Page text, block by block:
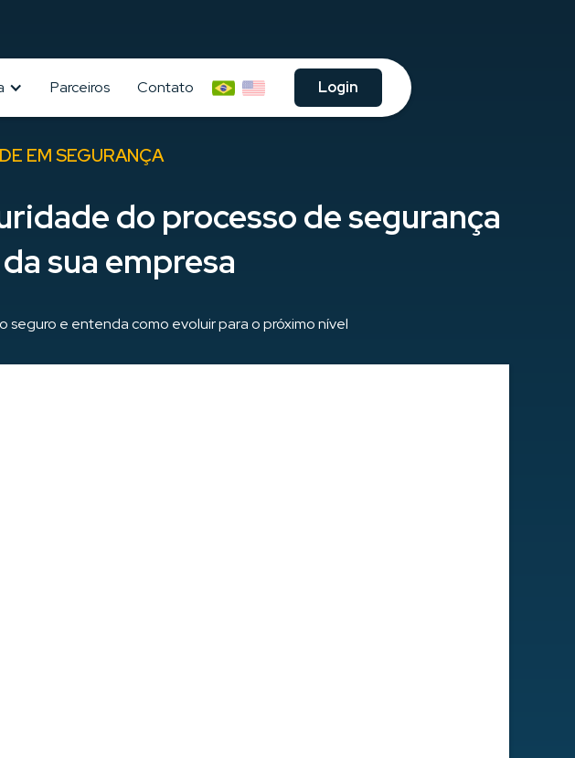
Parceiros Contato Login
EM SEGURANÇA
do processo de segurança
sua empresa
e entenda como evoluir para o próximo nível